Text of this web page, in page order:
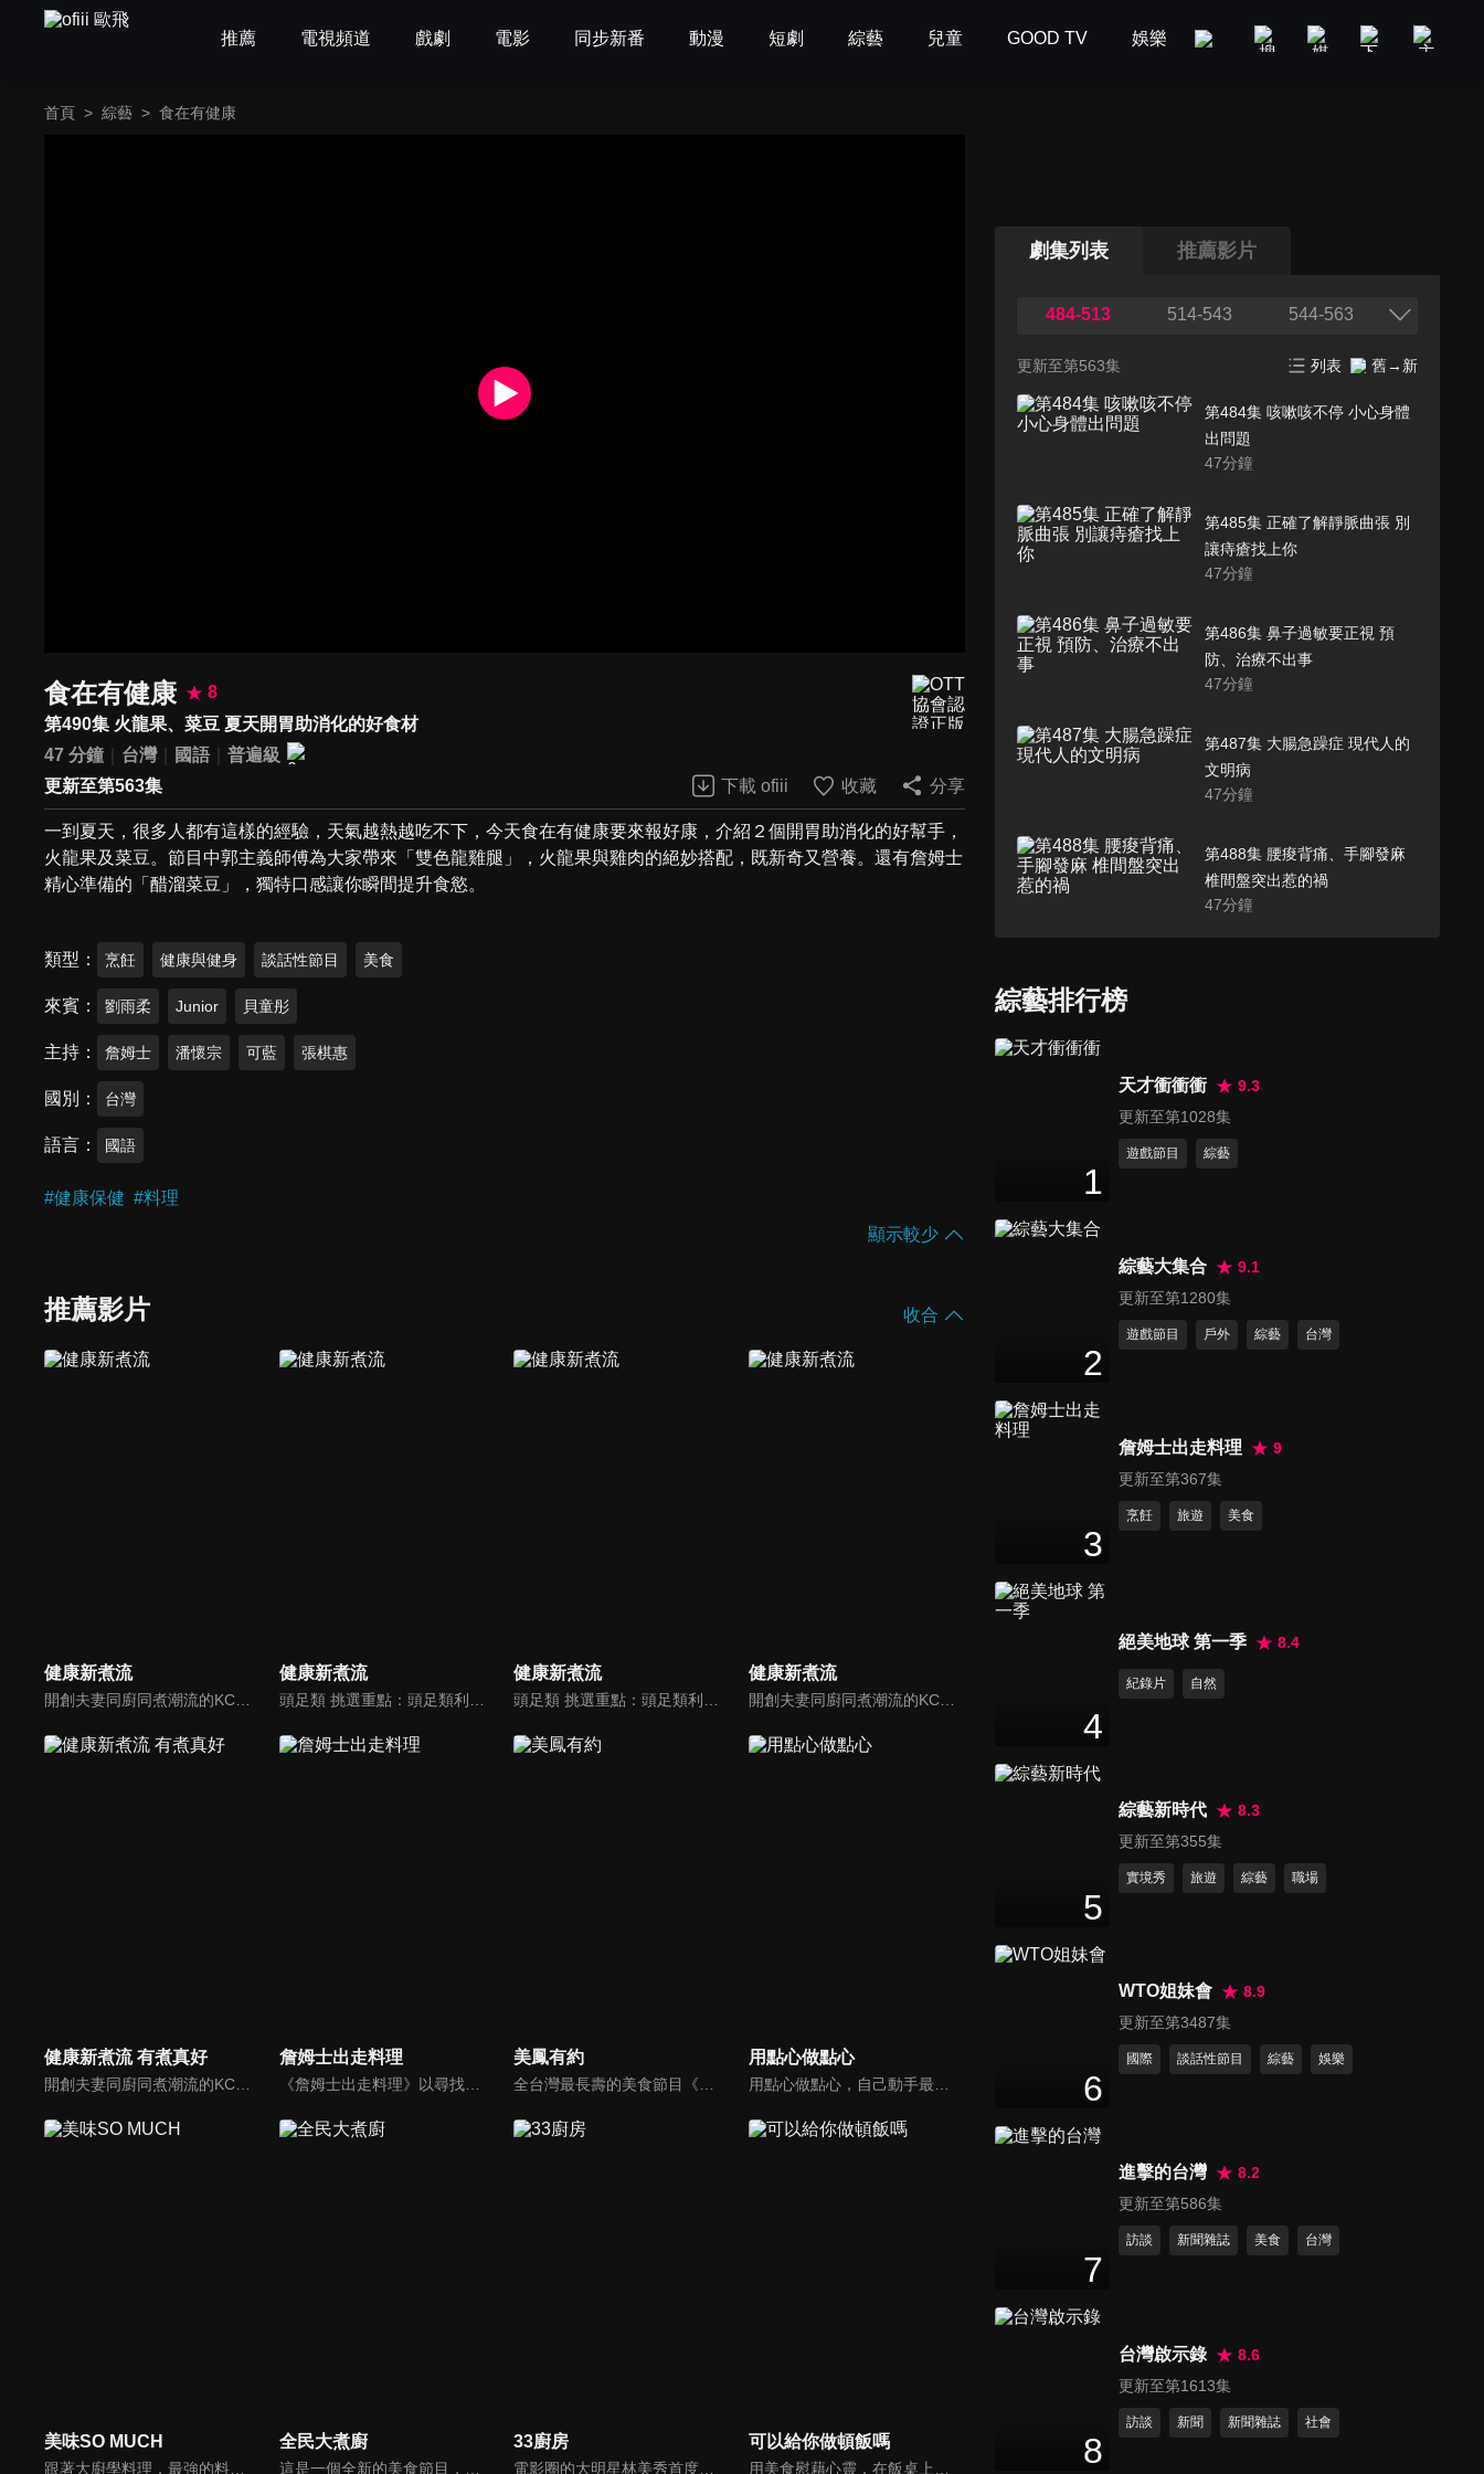
推薦 電視頻道 戲劇 電影 同步新番 動漫 短劇 綜藝 兒童 GOOD TV 娛樂 美食旅遊 新聞政論
首頁 > 綜藝 > 食在有健康
食在有健康
8
第490集 火龍果、菜豆 夏天開胃助消化的好食材
47 分鐘
台灣 國語
普遍級
更新至第563集
下載 ofiii 收藏 分享
一到夏天，很多人都有這樣的經驗，天氣越熱越吃不下，今天食在有健康要來報好康，介紹２個開胃助消化的好幫手，
火龍果及菜豆。節目中郭主義師傅為大家帶來「雙色龍雞腿」，火龍果與雞肉的絕妙搭配，既新奇又營養。還有詹姆士
精心準備的「醋溜菜豆」，獨特口感讓你瞬間提升食慾。
類型 烹飪 健康與健身 談話性節目 美食
來賓 劉雨柔 Junior 貝童彤
主持 詹姆士 潘懷宗 可藍 張棋惠
國別 台灣
語言 國語
#健康保健 #料理
顯示較少
推薦影片 收合
健康新煮流 健康新煮流 健康新煮流 健康新煮流
開創夫妻同廚同煮潮流的KC夫婦，繼《健康醫食代》後，走出攝影棚，帶大家全台走透透，發掘上帝賞賜的美味食材，內容融合新加坡南洋風和客家純樸味，加上台灣獨特的閩南風情，互相激盪交織出的火花，打造出獨一無二的美食節目。
健康新煮流 有煮真好 詹姆士出走料理
《詹姆士出走料理》以尋找詹姆士私廚菜單為節目主軸，為了尋找記憶中的美味料理，詹姆士將帶領大家探索市場，品嘗在地美味、尋訪料理達人，並在節目中展現特殊食材的處理方式、嘗試新的醬料或是新的料理作法，製作創意料理(料理教學)，最後在節目片尾時作出一道『詹姆士創意料理』。
美鳳有約 用點心做點心
美味SO MUCH
跟著大廚學料理，最強的料理小百科，美味SO MUCH！
全民大煮廚
這是一個全新的美食節目，將為您煮出台灣的好滋味，豐富、美味的畫面，傳遞「煮廚」對料理的用心，獨特的介紹方式，要你吃得更有創意、吃得更有趣！現今飲食已趨健康走向為主，「全民大煮廚」要用「輕食輕煙」讓你吃出健康與活力，並帶觀眾們從食材開始，想成為達人級的吃貨，走～我們從「煮」開始！
33廚房
電影圈的大明星林美秀首度跨足綜藝接主持棒，帶領駱進漢師傅以及黃景龍師傅大展廚藝與觀眾們一起美味上菜！
可以給你做頓飯嗎
用美食慰藉心靈，在飯桌上這個中國人最傳統的聊天場域打開素人物件心門；潛移默化地引出社會熱點話題，打造一檔有趣、有用、有意義的人文類真人秀。
劇集列表 推薦影片
484-513 514-543 544-563
更新至第563集 列表 舊→新
第484集 咳嗽咳不停 小心身體
出問題
47分鐘
第485集 正確了解靜脈曲張 別
讓痔瘡找上你
47分鐘
第486集 鼻子過敏要正視 預
防、治療不出事
47分鐘
第487集 大腸急躁症 現代人的
文明病
47分鐘
第488集 腰痠背痛、手腳發麻
椎間盤突出惹的禍
47分鐘
第490集 火龍果、菜豆 夏天開
47分鐘
第492集 薏仁、香菇 預防心血
47 分鐘
47分鐘
第494集 正確減肥沒煩惱 身體
臟問題不可輕忽
47
第497集 長期聲音沙啞 小心癌
症已經找上你
脂肪肝找上門
第499集 待冷氣房、戴隱形眼
第500集 姿勢不正確 落枕容易
找上你
47
第502集 吃好料能預防膀胱
炎？健康美味食譜公開
綜藝排行榜
1
天才衝衝衝
9.3
更新至第1028集
遊戲節目 綜藝
2
綜藝大集合
9.1
更新至第1280集
遊戲節目 戶外 綜藝 台灣
3
詹姆士出走料理
9
更新至第367集
烹飪 旅遊 美食
4
絕美地球 第一季 8.4
紀錄片 自然
5
綜藝新時代
8.3
更新至第355集
實境秀 旅遊 綜藝 職場
6
WTO姐妹會
8.9
更新至第3487集
國際 談話性節目 綜藝 娛樂
7
進擊的台灣
8.2
更新至第586集
訪談 新聞雜誌 美食 台灣
8
台灣啟示錄
8.6
更新至第1613集
訪談 新聞 新聞雜誌 社會